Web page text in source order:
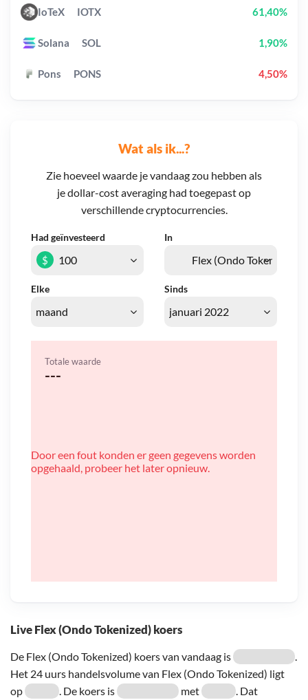
Live Flex (Ondo Tokenized) koers
De Flex (Ondo Tokenized) koers van vandaag is
.
Het 24 uurs handelsvolume van Flex (Ondo Tokenized) ligt
op
. De koers is met
. Dat
Wat als ik...?
Zie hoeveel waarde je vandaag zou hebben als
je dollar-cost averaging had toegepast op
verschillende cryptocurrencies.
Had geïnvesteerd In
Elke Sinds
$
Totale waarde
---
Door een fout konden er geen gegevens worden
opgehaald, probeer het later opnieuw.
IoTeX IOTX 61,40%
Solana SOL 1,90%
Pons PONS 4,50%